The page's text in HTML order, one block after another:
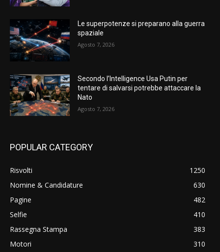
Le superpotenze si preparano alla guerra
spaziale
Agosto 7, 2026
Secondo l’Intelligence Usa Putin per
tentare di salvarsi potrebbe attaccare la
Nato
Agosto 7, 2026
POPULAR CATEGORY
Risvolti
1250
Nomine & Candidature
630
Pagine
482
Selfie
410
Rassegna Stampa
383
Motori
310